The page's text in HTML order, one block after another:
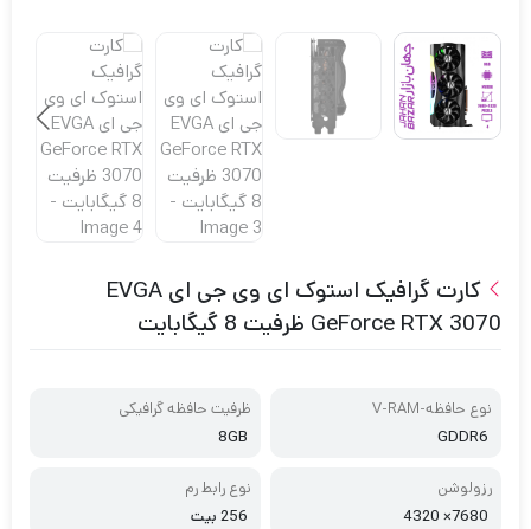
کارت گرافیک استوک ای وی جی ای EVGA
GeForce RTX 3070 ظرفیت 8 گیگابایت
نوع حافظه-V-RAM
GDDR6
ظرفیت حافظه گرافیکی
8GB
رزولوشن
7680× 4320
نوع رابط رم
256 بیت